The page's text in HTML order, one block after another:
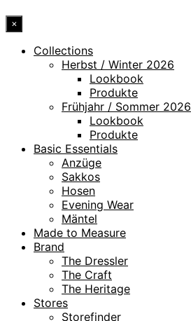
×
Collections
Herbst / Winter 2026
Lookbook
Produkte
Frühjahr / Sommer 2026
Lookbook
Produkte
Basic Essentials
Anzüge
Sakkos
Hosen
Evening Wear
Mäntel
Made to Measure
Brand
The Dressler
The Craft
The Heritage
Stores
Storefinder